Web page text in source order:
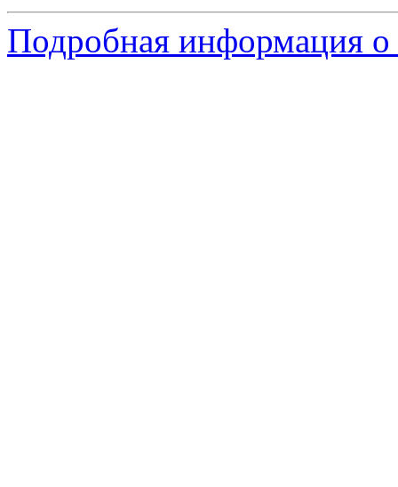
Подробная информация о